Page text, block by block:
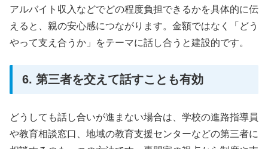
アルバイト収入などでどの程度負担できるかを具体的に伝
えると、親の安心感につながります。金額ではなく「どう
やって支え合うか」をテーマに話し合うと建設的です。
6. 第三者を交えて話すことも有効
どうしても話し合いが進まない場合は、学校の進路指導員
や教育相談窓口、地域の教育支援センターなどの第三者に